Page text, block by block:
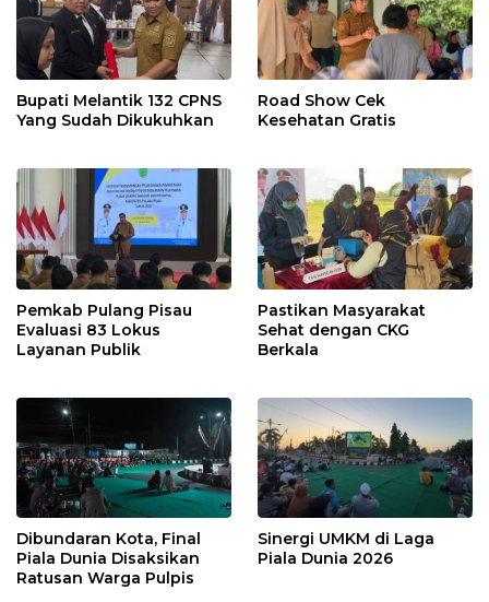
Bupati Melantik 132 CPNS
Yang Sudah Dikukuhkan
Road Show Cek
Kesehatan Gratis
Pemkab Pulang Pisau
Evaluasi 83 Lokus
Layanan Publik
Pastikan Masyarakat
Sehat dengan CKG
Berkala
Dibundaran Kota, Final
Piala Dunia Disaksikan
Ratusan Warga Pulpis
Sinergi UMKM di Laga
Piala Dunia 2026